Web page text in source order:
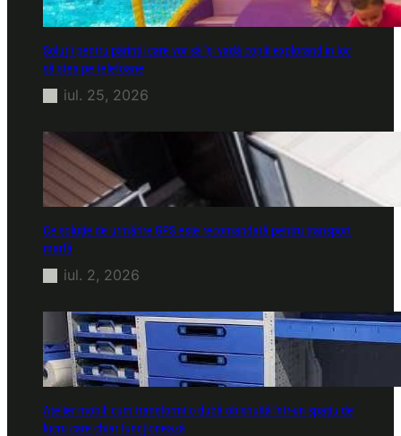
Soluții pentru părinții care vor să își vadă copiii explorând în loc
să stea pe telefoane
iul. 25, 2026
Ce soluție de urmărire GPS este recomandată pentru transport
marfă
iul. 2, 2026
Atelier mobil: cum transformi o dubă obișnuită într-un spațiu de
lucru care chiar funcționează